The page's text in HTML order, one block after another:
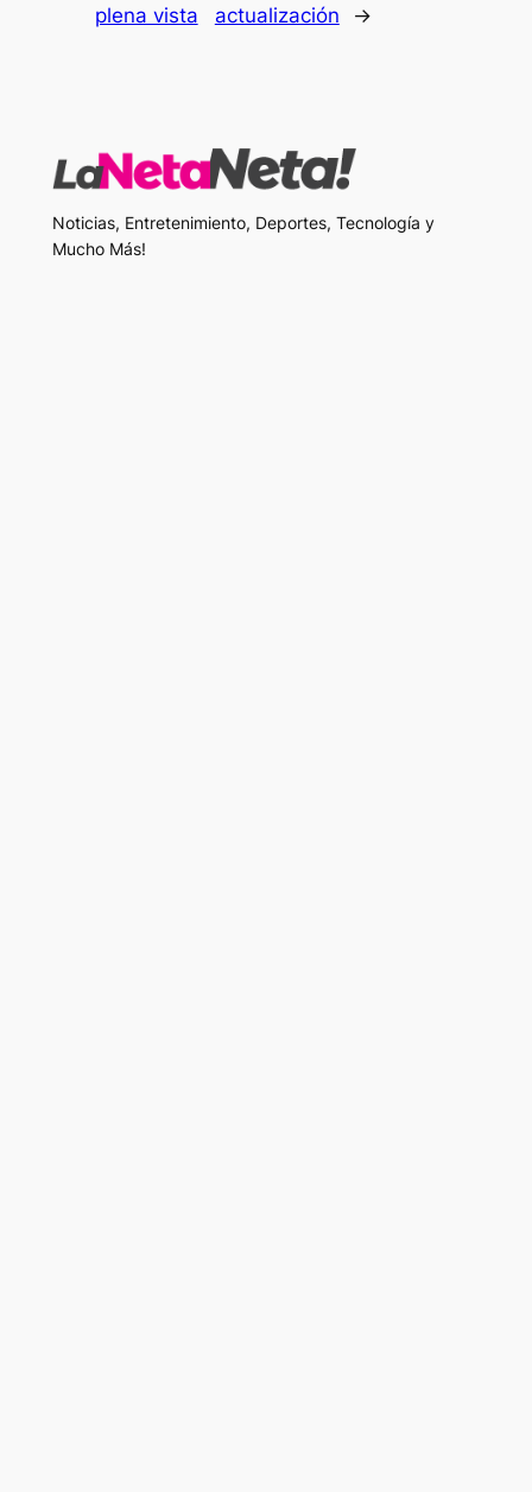
plena vista actualización →
Noticias, Entretenimiento, Deportes, Tecnología y
Mucho Más!